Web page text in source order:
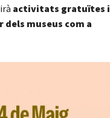
activitats gratuïtes i
dels museus com a